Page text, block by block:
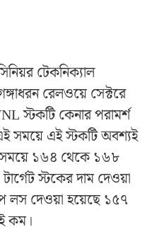
টেকনিক্যাল
রেলওয়ে সেক্টরে
স্টকটি কেনার পরামর্শ
সময়ে এই স্টকটি অবশ্যই
সময়ে ১৬৪ থেকে ১৬৮
স্টকের দাম দেওয়া
লস দেওয়া হয়েছে ১৫৭
কম।